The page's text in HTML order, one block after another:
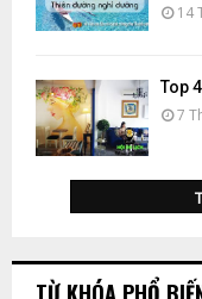
14
Top
7
TỪ KHÓA PHỔ